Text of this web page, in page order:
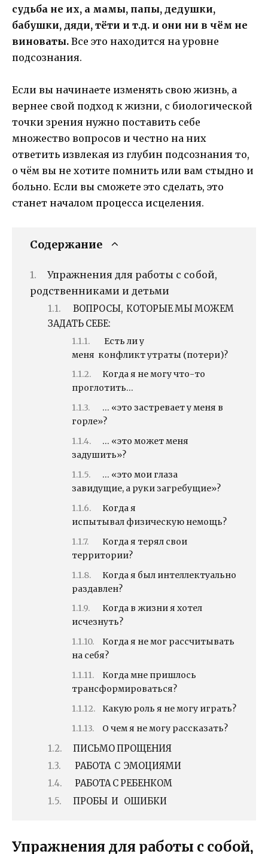
судьба не их, а мамы, папы, дедушки,
бабушки, дяди, тёти и т.д. и они ни в чём не
виноваты. Все это находится на уровне
подсознания.
Если вы начинаете изменять свою жизнь, а
вернее свой подход к жизни, с биологической
точки зрения нужно поставить себе
множество вопросов и честно на них
ответить извлекая из глубин подсознания то,
о чём вы не хотите помнить или вам стыдно и
больно. Если вы сможете это сделать, это
станет началом процесса исцеления.
Содержание
Упражнения для работы с собой,
родственниками и детьми
ВОПРОСЫ, КОТОРЫЕ МЫ МОЖЕМ
ЗАДАТЬ СЕБЕ:
Есть ли у
меня конфликт утраты (потери)?
Когда я не могу что-то
проглотить…
… «это застревает у меня в
горле»?
… «это может меня
задушить»?
… «это мои глаза
завидущие, а руки загребущие»?
Когда я
испытывал физическую немощь?
Когда я терял свои
территории?
Когда я был интеллектуально
раздавлен?
Когда в жизни я хотел
исчезнуть?
Когда я не мог рассчитывать
на себя?
Когда мне пришлось
трансформироваться?
Какую роль я не могу играть?
О чем я не могу рассказать?
ПИСЬМО ПРОЩЕНИЯ
РАБОТА С ЭМОЦИЯМИ
РАБОТА С РЕБЕНКОМ
ПРОБЫ И ОШИБКИ
Упражнения для работы с собой,